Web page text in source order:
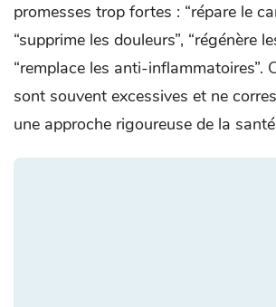
promesses trop fortes : “répare le
“supprime les douleurs”, “régénère
“remplace les anti-inflammatoires”.
sont souvent excessives et ne
une approche rigoureuse de la